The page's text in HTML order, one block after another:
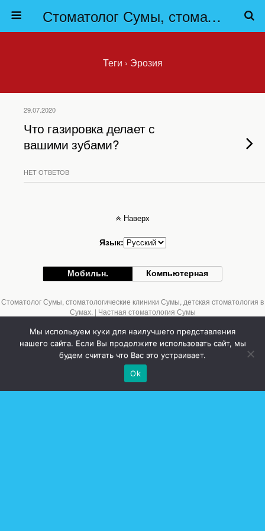
Стоматолог Сумы, стоматологические клиники Сумы, детская стоматология в Сумах. | Частная стоматология Сумы
Теги › Эрозия
29.07.2020
Что газировка делает с
вашими зубами?
НЕТ ОТВЕТОВ
Наверх
Язык:
Мобильн. Компьютерная
Стоматолог Сумы, стоматологические клиники Сумы, детская стоматология в
Сумах. | Частная стоматология Сумы
Мы используем куки для наилучшего представления
нашего сайта. Если Вы продолжите использовать сайт, мы
будем считать что Вас это устраивает.
Ok